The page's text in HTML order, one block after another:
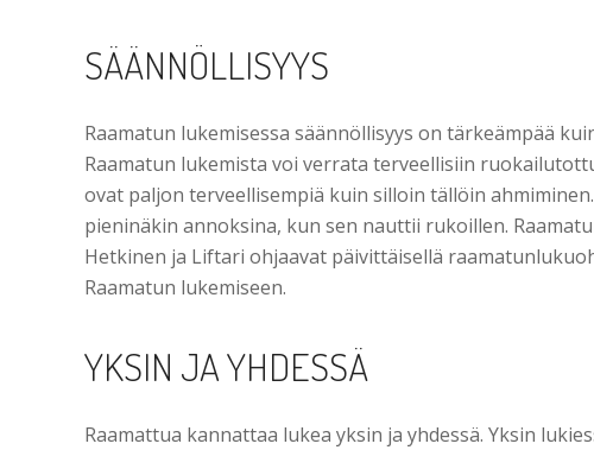
SÄÄNNÖLLISYYS
Raamatun lukemisessa säännöllisyys on tärkeämpää
Raamatun lukemista voi verrata terveellisiin
ovat paljon terveellisempiä kuin silloin tällöin
pieninäkin annoksina, kun sen nauttii rukoillen.
Hetkinen ja Liftari ohjaavat päivittäisellä
Raamatun lukemiseen.
YKSIN JA YHDESSÄ
Raamattua kannattaa lukea yksin ja yhdessä. Yksin